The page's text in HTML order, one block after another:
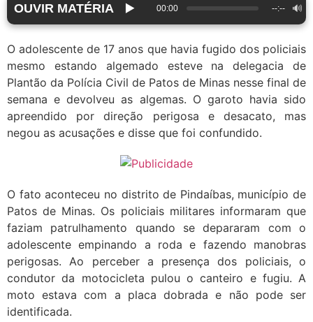
OUVIR MATÉRIA ▶️ 00:00 --:-- 🔊
O adolescente de 17 anos que havia fugido dos policiais
mesmo estando algemado esteve na delegacia de
Plantão da Polícia Civil de Patos de Minas nesse final de
semana e devolveu as algemas. O garoto havia sido
apreendido por direção perigosa e desacato, mas
negou as acusações e disse que foi confundido.
O fato aconteceu no distrito de Pindaíbas, município de
Patos de Minas. Os policiais militares informaram que
faziam patrulhamento quando se depararam com o
adolescente empinando a roda e fazendo manobras
perigosas. Ao perceber a presença dos policiais, o
condutor da motocicleta pulou o canteiro e fugiu. A
moto estava com a placa dobrada e não pode ser
identificada.